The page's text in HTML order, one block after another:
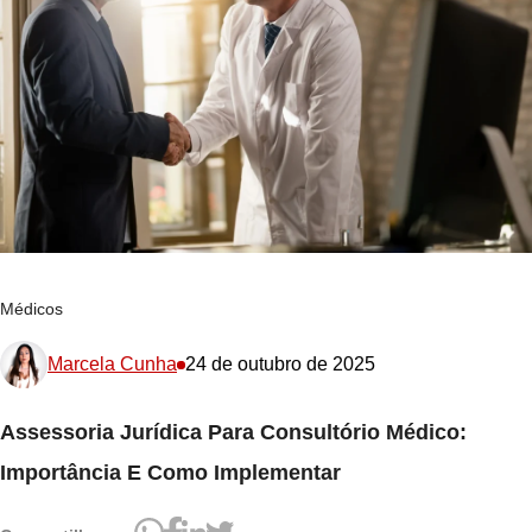
Médicos
Marcela Cunha 24 de outubro de 2025
Assessoria Jurídica Para Consultório Médico:
Importância E Como Implementar